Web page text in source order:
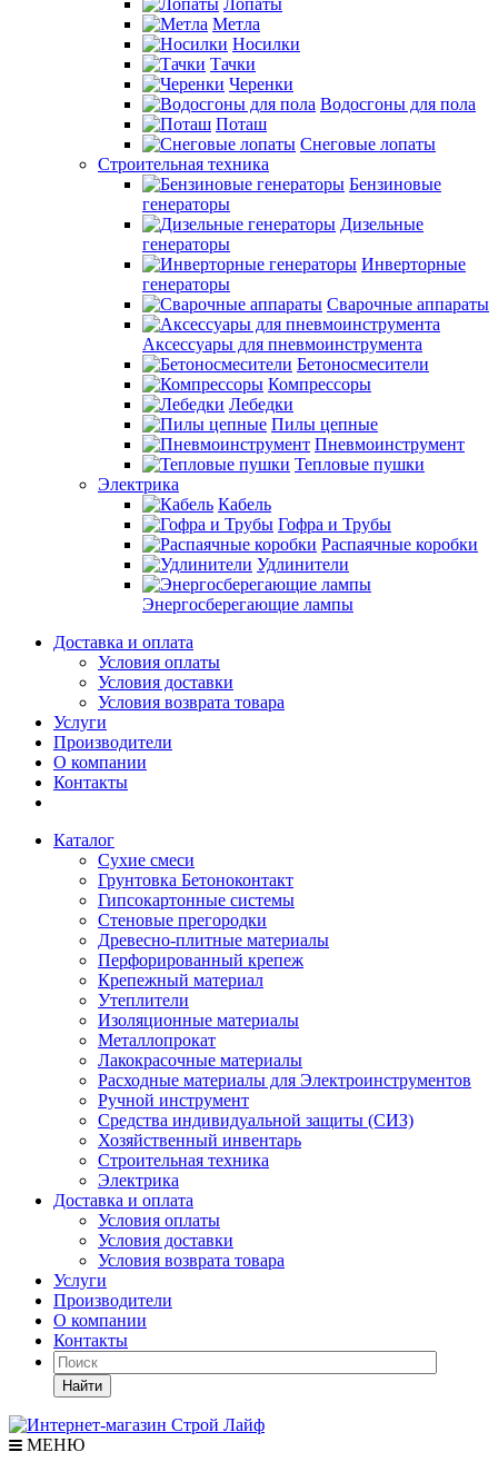
Лопаты
Метла
Носилки
Тачки
Черенки
Водосгоны для пола
Поташ
Снеговые лопаты
Строительная техника
Бензиновые
генераторы
Дизельные
генераторы
Инверторные
генераторы
Сварочные аппараты
Аксессуары для пневмоинструмента
Бетоносмесители
Компрессоры
Лебедки
Пилы цепные
Пневмоинструмент
Тепловые пушки
Электрика
Кабель
Гофра и Трубы
Распаячные коробки
Удлинители
Энергосберегающие лампы
Доставка и оплата
Условия оплаты
Условия доставки
Условия возврата товара
Услуги
Производители
О компании
Контакты
Каталог
Сухие смеси
Грунтовка Бетоноконтакт
Гипсокартонные системы
Стеновые прегородки
Древесно-плитные материалы
Перфорированный крепеж
Крепежный материал
Утеплители
Изоляционные материалы
Металлопрокат
Лакокрасочные материалы
Расходные материалы для Электроинструментов
Ручной инструмент
Средства индивидуальной защиты (СИЗ)
Хозяйственный инвентарь
Строительная техника
Электрика
Доставка и оплата
Условия оплаты
Условия доставки
Условия возврата товара
Услуги
Производители
О компании
Контакты
Найти
МЕНЮ